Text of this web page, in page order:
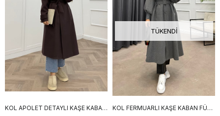
KOL APOLET DETAYLI KAŞE KABAN MÜRDÜM
TÜKENDI
KOL FERMUARLI KAŞE KABAN FÜME